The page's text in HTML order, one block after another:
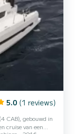
5.0 (1 reviews)
CAB), gebouwd in
cruise van een